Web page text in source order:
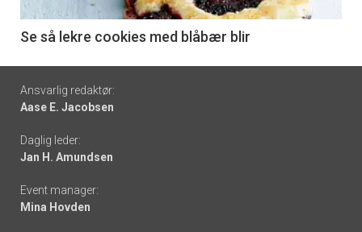
6
Se så lekre cookies med blåbær blir
Footer
-
links
Ansvarlig redaktør:
Aase E. Jacobsen
Daglig leder:
Jan H. Amundsen
Event manager:
Mina Hovden